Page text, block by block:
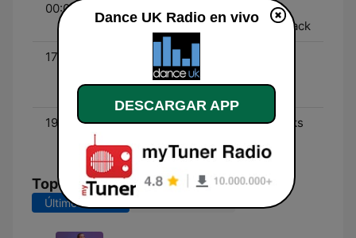
00:00 - 17:00
Robo Jock - The Best
Dance Tracks Back To Back
17:00 - 19:00
Greg Newton - The
Poolside Disco (Disco
19:00 - 21:00
Miditekk (Alternate Weeks
Top Canciones
Últimos 7 días
Dance UK Radio en vivo
DESCARGAR APP